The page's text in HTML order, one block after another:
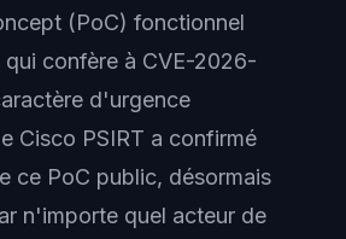
(PoC) fonctionnel
confère à CVE-2026-
d'urgence
Cisco PSIRT a confirmé
ce PoC public, désormais
n'importe quel acteur de